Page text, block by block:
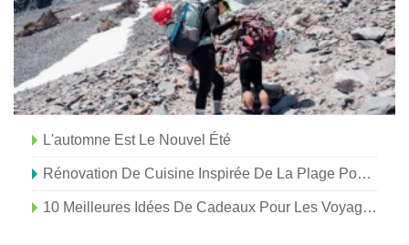
L'automne Est Le Nouvel Été
Rénovation De Cuisine Inspirée De La Plage Pour Moins De 200 $
10 Meilleures Idées De Cadeaux Pour Les Voyageurs